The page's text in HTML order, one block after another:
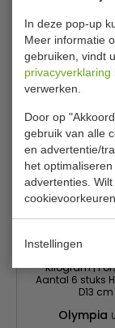
In deze pop-up
Meer informatie
gebruiken, vindt
privacyverklaring
verwerken.
Door op
gebruik van alle
en advertentie/
het
advertenties.
Instellingen
Olympia
€ 24,59 €
Kilogram |
Aantal 6 stuks
D13 cm
Olympia